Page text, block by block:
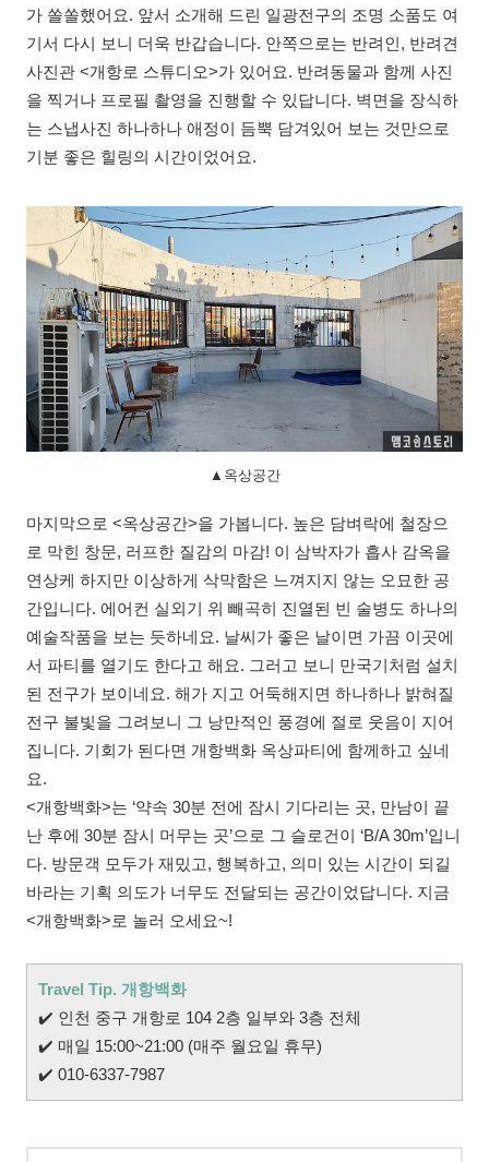
가 쏠쏠했어요. 앞서 소개해 드린 일광전구의 조명 소품도 여
기서 다시 보니 더욱 반갑습니다. 안쪽으로는 반려인, 반려견
사진관 <개항로 스튜디오>가 있어요. 반려동물과 함께 사진
을 찍거나 프로필 촬영을 진행할 수 있답니다. 벽면을 장식하
는 스냅사진 하나하나 애정이 듬뿍 담겨있어 보는 것만으로
기분 좋은 힐링의 시간이었어요.
▲옥상공간
마지막으로 <옥상공간>을 가봅니다. 높은 담벼락에 철장으
로 막힌 창문, 러프한 질감의 마감! 이 삼박자가 흡사 감옥을
연상케 하지만 이상하게 삭막함은 느껴지지 않는 오묘한 공
간입니다. 에어컨 실외기 위 빼곡히 진열된 빈 술병도 하나의
예술작품을 보는 듯하네요. 날씨가 좋은 날이면 가끔 이곳에
서 파티를 열기도 한다고 해요. 그러고 보니 만국기처럼 설치
된 전구가 보이네요. 해가 지고 어둑해지면 하나하나 밝혀질
전구 불빛을 그려보니 그 낭만적인 풍경에 절로 웃음이 지어
집니다. 기회가 된다면 개항백화 옥상파티에 함께하고 싶네
요.
<개항백화>는 ‘약속 30분 전에 잠시 기다리는 곳, 만남이 끝
난 후에 30분 잠시 머무는 곳’으로 그 슬로건이 ‘B/A 30m’입니
다. 방문객 모두가 재밌고, 행복하고, 의미 있는 시간이 되길
바라는 기획 의도가 너무도 전달되는 공간이었답니다. 지금
<개항백화>로 놀러 오세요~!
Travel Tip. 개항백화
✔️ 인천 중구 개항로 104 2층 일부와 3층 전체
✔️ 매일 15:00~21:00 (매주 월요일 휴무)
✔️ 010-6337-7987